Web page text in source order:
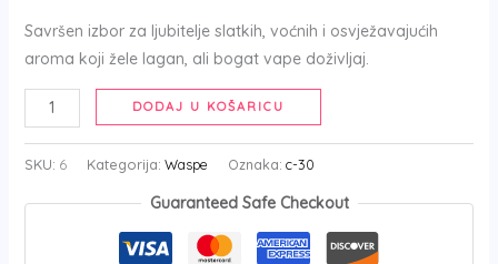
Savršen izbor za ljubitelje slatkih, voćnih i osvježavajućih
aroma koji žele lagan, ali bogat vape doživljaj.
DODAJ U KOŠARICU
SKU: 6 Kategorija: Waspe Oznaka: c-30
Guaranteed Safe Checkout